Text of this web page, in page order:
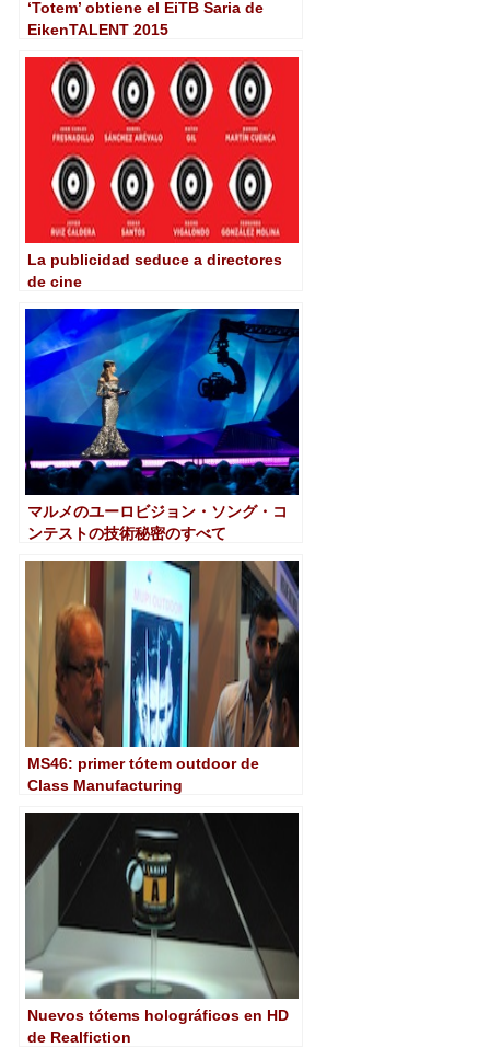
‘Totem’ obtiene el EiTB Saria de
EikenTALENT 2015
La publicidad seduce a directores
de cine
マルメのユーロビジョン・ソング・コ
ンテストの技術秘密のすべて
MS46: primer tótem outdoor de
Class Manufacturing
Nuevos tótems holográficos en HD
de Realfiction